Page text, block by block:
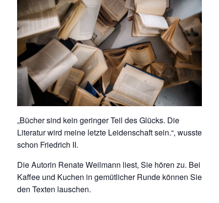
„Bücher sind kein geringer Teil des Glücks. Die
Literatur wird meine letzte Leidenschaft sein.“, wusste
schon Friedrich II.
Die Autorin Renate Weilmann liest, Sie hören zu. Bei
Kaffee und Kuchen in gemütlicher Runde können Sie
den Texten lauschen.